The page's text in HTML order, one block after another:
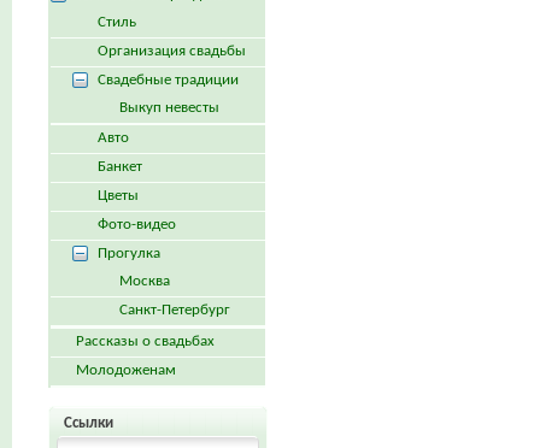
Стиль
Организация свадьбы
Свадебные традиции
Выкуп невесты
Авто
Банкет
Цветы
Фото-видео
Прогулка
Москва
Санкт-Петербург
Рассказы о свадьбах
Молодоженам
Ссылки